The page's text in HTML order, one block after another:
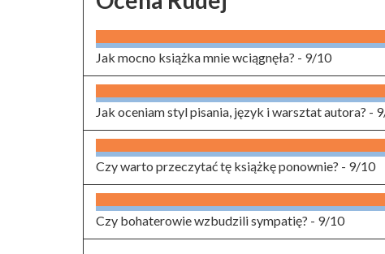
Jak mocno książka mnie wciągnęła? - 9/10
Jak oceniam styl pisania, język i warsztat autora? -
Czy warto przeczytać tę książkę ponownie? - 9/10
Czy bohaterowie wzbudzili sympatię? - 9/10